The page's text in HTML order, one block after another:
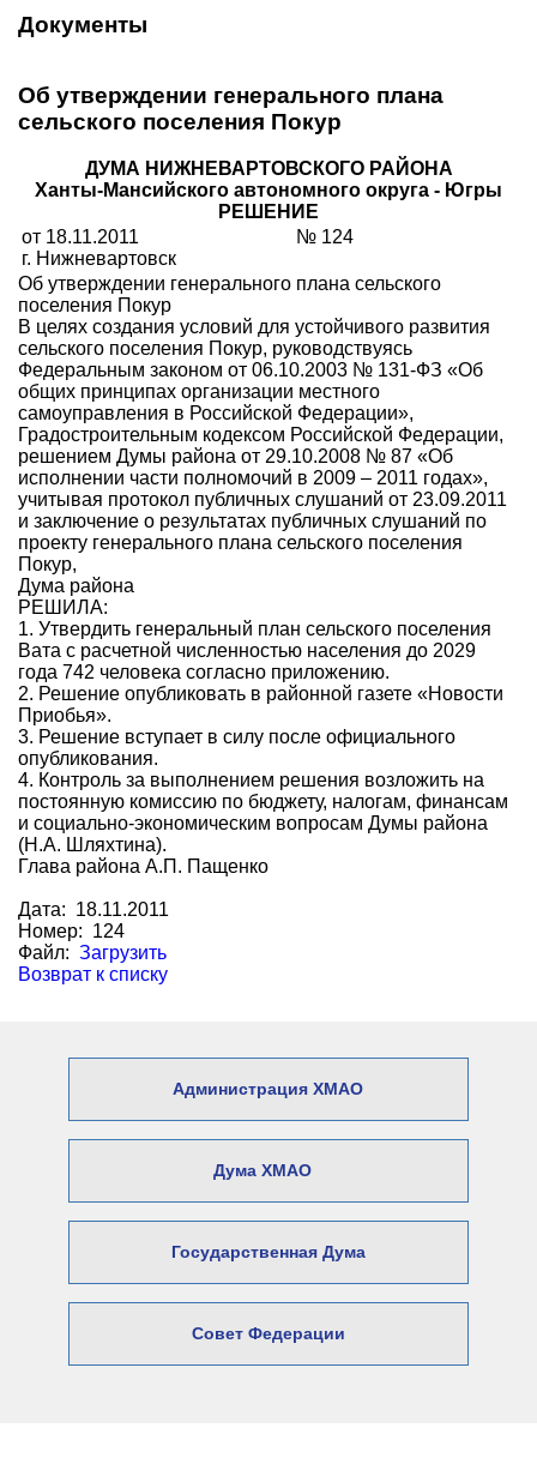
Документы
Об утверждении генерального плана
сельского поселения Покур
ДУМА НИЖНЕВАРТОВСКОГО РАЙОНА
Ханты-Мансийского автономного округа - Югры
РЕШЕНИЕ
от 18.11.2011
г. Нижневартовск
№ 124
Об утверждении генерального плана сельского
поселения Покур
В целях создания условий для устойчивого развития
сельского поселения Покур, руководствуясь
Федеральным законом от 06.10.2003 № 131-ФЗ «Об
общих принципах организации местного
самоуправления в Российской Федерации»,
Градостроительным кодексом Российской Федерации,
решением Думы района от 29.10.2008 № 87 «Об
исполнении части полномочий в 2009 – 2011 годах»,
учитывая протокол публичных слушаний от 23.09.2011
и заключение о результатах публичных слушаний по
проекту генерального плана сельского поселения
Покур,
Дума района
РЕШИЛА:
1. Утвердить генеральный план сельского поселения
Вата с расчетной численностью населения до 2029
года 742 человека согласно приложению.
2. Решение опубликовать в районной газете «Новости
Приобья».
3. Решение вступает в силу после официального
опубликования.
4. Контроль за выполнением решения возложить на
постоянную комиссию по бюджету, налогам, финансам
и социально-экономическим вопросам Думы района
(Н.А. Шляхтина).
Глава района А.П. Пащенко
Дата: 18.11.2011
Номер: 124
Файл: Загрузить
Возврат к списку
Администрация ХМАО
Дума ХМАО
Государственная Дума
Совет Федерации